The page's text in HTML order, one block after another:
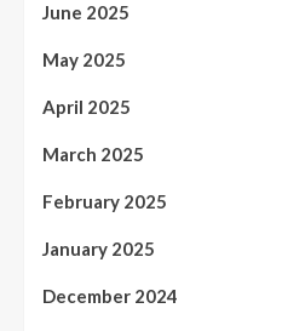
June 2025
May 2025
April 2025
March 2025
February 2025
January 2025
December 2024